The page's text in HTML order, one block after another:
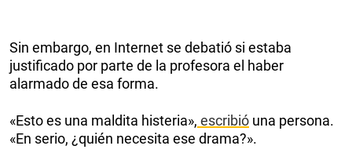
Sin embargo, en Internet se debatió si estaba
justificado por parte de la profesora el haber
alarmado de esa forma.
«Esto es una maldita histeria», escribió una persona.
«En serio, ¿quién necesita ese drama?».